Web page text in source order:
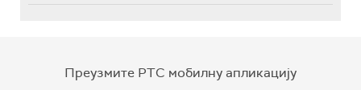
Преузмите РТС мобилну апликацију